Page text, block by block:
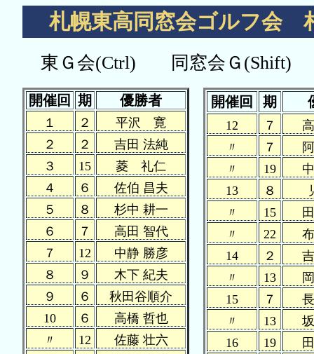
札幌東高同窓会ゴルフ会
東Ｇ会(Ctrl) 同窓会Ｇ(Shift)
開催回 期 優勝者
１ ２
平沢 寛
２
２
吉田 法純
３
15
菱 礼仁
４
６
佐伯 昌夫
５
８
杉中 耕一
６
７
高田 智代
７
12
中静 勝彦
８
９
木下 紀夫
９
６
秋田谷順介
10
６
高橋 哲也
〃
12
佐藤 壮六
開催回 期
12 ７
〃
７
〃
19
13
８
〃
15
〃
22
14
２
〃
13
15
７
〃
13
16
19